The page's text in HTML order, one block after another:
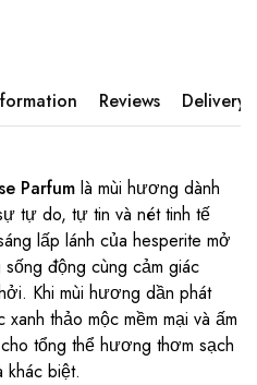
Reviews Delivery
Parfum là mùi hương dành
tự do, tự tin và nét tinh tế
lấp lánh của hesperite mở
động cùng cảm giác
Khi mùi hương dần phát
thảo mộc mềm mại và ấm
tổng thể hương thơm sạch
khác biệt.